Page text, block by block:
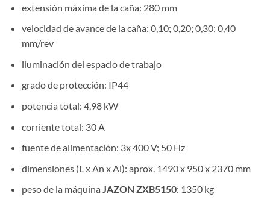
extensión máxima de la caña: 280 mm
velocidad de avance de la caña: 0,10; 0,20; 0,30; 0,40
mm/rev
iluminación del espacio de trabajo
grado de protección: IP44
potencia total: 4,98 kW
corriente total: 30 A
fuente de alimentación: 3x 400 V; 50 Hz
dimensiones (L x An x Al): aprox. 1490 x 950 x 2370 mm
peso de la máquina JAZON ZXB5150: 1350 kg